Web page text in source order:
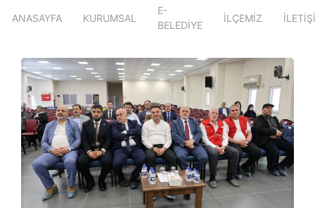
ANASAYFA KURUMSAL
E-
BELEDİYE
İLÇEMİZ